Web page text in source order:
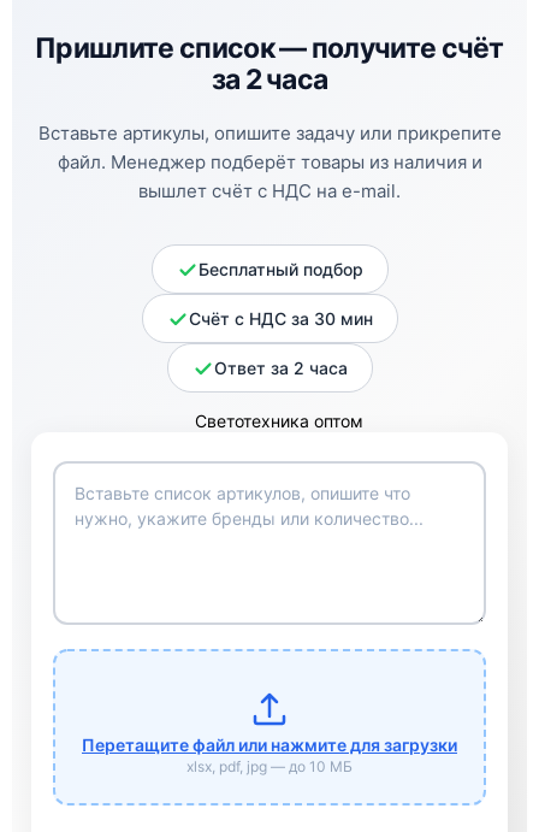
Пришлите список —получите счёт
за 2 часа
Вставьте артикулы, опишите задачу или прикрепите
файл. Менеджер подберёт товары из наличия и
вышлет счёт с НДС на e-mail.
Бесплатный подбор
Счёт с НДС за 30 мин
Ответ за 2 часа
Перетащите файл или нажмите для загрузки
xlsx, pdf, jpg — до 10 МБ